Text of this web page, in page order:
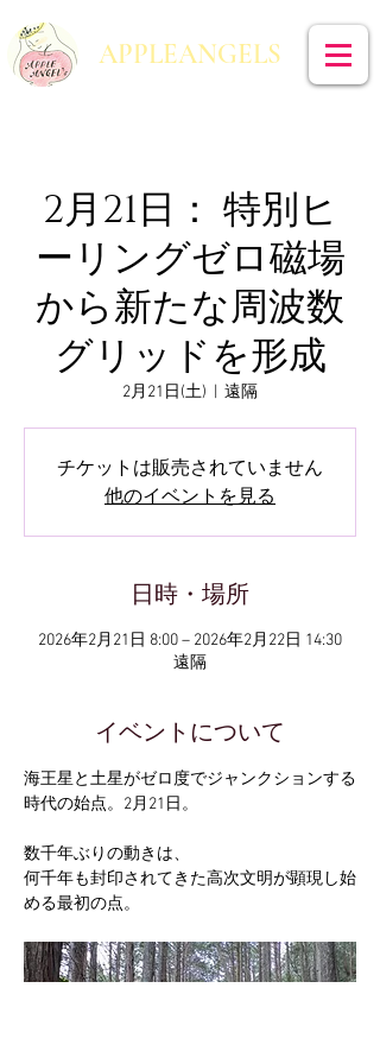
​APPLEANGELS
2月21日： 特別ヒ
ーリングゼロ磁場
から新たな周波数
グリッドを形成
2月21日(土) 遠隔
チケットは販売されていません
他のイベントを見る
日時・場所
2026年2月21日 8:00 – 2026年2月22日 14:30
遠隔
イベントについて
海王星と土星がゼロ度でジャンクションする
時代の始点。2月21日。
数千年ぶりの動きは、
何千年も封印されてきた高次文明が顕現し始
める最初の点。